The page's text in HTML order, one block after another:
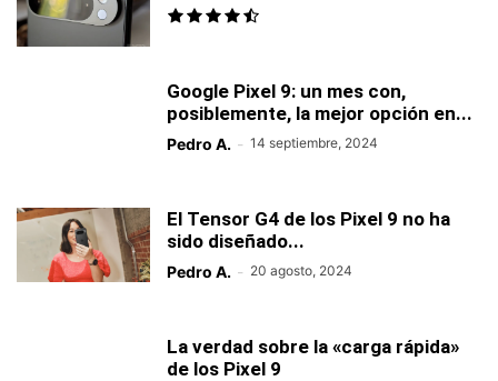
Google Pixel 9: un mes con,
posiblemente, la mejor opción en...
Pedro A. - 14 septiembre, 2024
El Tensor G4 de los Pixel 9 no ha
sido diseñado...
Pedro A. - 20 agosto, 2024
La verdad sobre la «carga rápida»
de los Pixel 9